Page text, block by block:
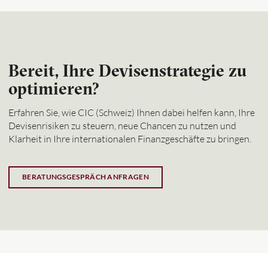
Bereit, Ihre Devisenstrategie zu
optimieren?
Erfahren Sie, wie CIC (Schweiz) Ihnen dabei helfen kann, Ihre
Devisenrisiken zu steuern, neue Chancen zu nutzen und
Klarheit in Ihre internationalen Finanzgeschäfte zu bringen.
BERATUNGSGESPRÄCH ANFRAGEN